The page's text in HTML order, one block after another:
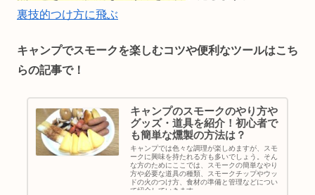
裏技的つけ方に飛ぶ
キャンプでスモークを楽しむコツや便利なツールはこち
らの記事で！
キャンプのスモークのやり方や
グッズ・道具を紹介！初心者で
も簡単な燻製の方法は？
キャンプでは色々な調理が楽しめますが、スモ
ークに興味を持たれる方も多いでしょう。そん
な方のためにここでは、スモークの簡単なやり
方や必要な道具の種類、スモークチップやウッ
ドの火のつけ方、食材の準備と管理などについ
て紹介していきます。